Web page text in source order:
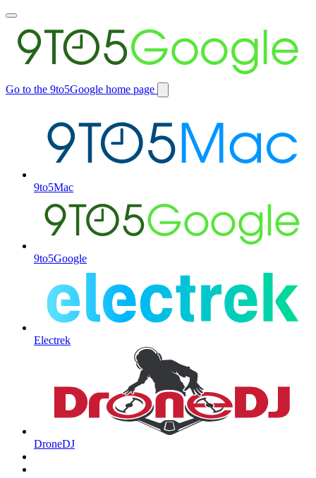
Toggle
main
menu
Go to the 9to5Google home page
Switch
9to5Mac
9to5Google
Electrek
DroneDJ